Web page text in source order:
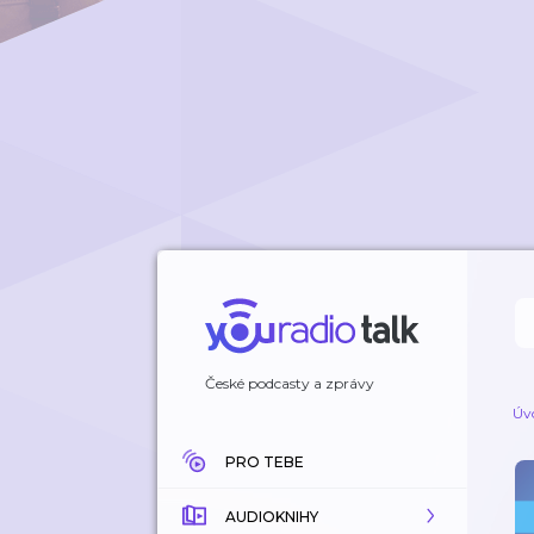
České podcasty a zprávy
PRO TEBE
AUDIOKNIHY